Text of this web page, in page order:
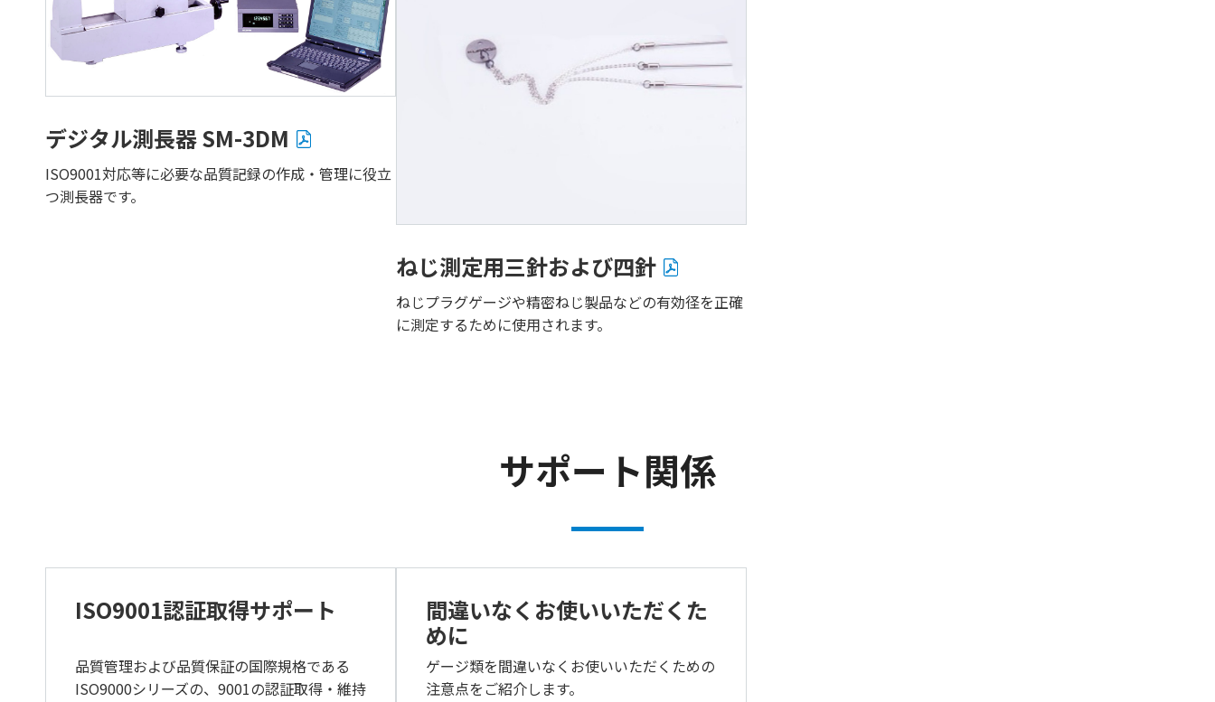
デジタル測長器 SM-3DM
ISO9001対応等に必要な品質記録の作成・管理に役立
つ測長器です。
ねじ測定用三針および四針
ねじプラグゲージや精密ねじ製品などの有効径を正確
に測定するために使用されます。
サポート関係
ISO9001認証取得サポート
品質管理および品質保証の国際規格である
ISO9000シリーズの、9001の認証取得・維持
間違いなくお使いいただくた
めに
ゲージ類を間違いなくお使いいただくための
注意点をご紹介します。